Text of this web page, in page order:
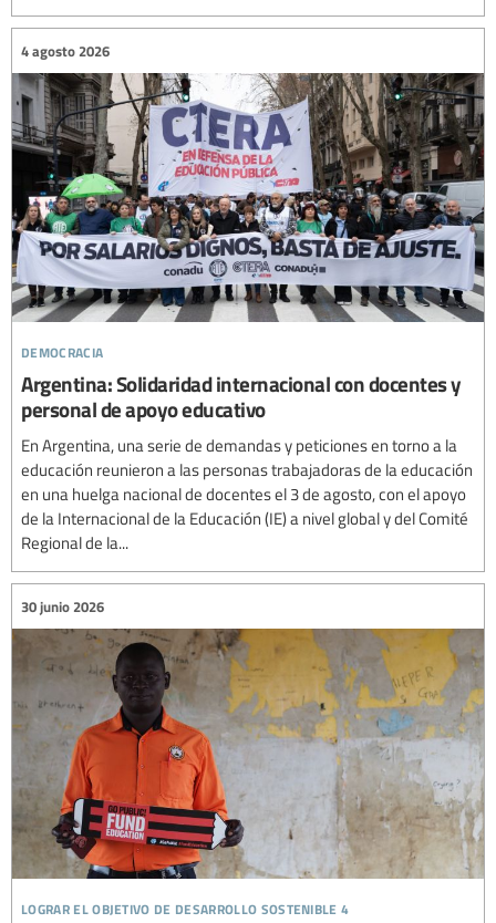
democracia
4 agosto 2026
Argentina: Solidaridad internacional con docentes y
personal de apoyo educativo
En Argentina, una serie de demandas y peticiones en torno a la
educación reunieron a las personas trabajadoras de la educación
en una huelga nacional de docentes el 3 de agosto, con el apoyo
de la Internacional de la Educación (IE) a nivel global y del Comité
Regional de la...
lograr el objetivo de desarrollo sostenible 4
30 junio 2026